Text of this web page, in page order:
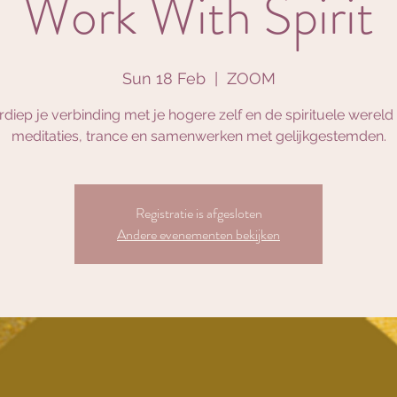
Work With Spirit
Sun 18 Feb
  |
ZOOM
je verbinding met je hogere zelf en de spirituele wereld
meditaties, trance en samenwerken met gelijkgestemden.
Registratie is afgesloten
Andere evenementen bekijken